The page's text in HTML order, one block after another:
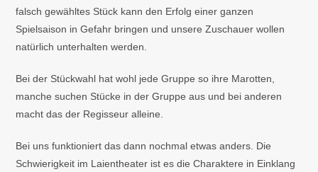
falsch gewähltes Stück kann den Erfolg einer ganzen
Spielsaison in Gefahr bringen und unsere Zuschauer wollen
natürlich unterhalten werden.
Bei der Stückwahl hat wohl jede Gruppe so ihre Marotten,
manche suchen Stücke in der Gruppe aus und bei anderen
macht das der Regisseur alleine.
Bei uns funktioniert das dann nochmal etwas anders. Die
Schwierigkeit im Laientheater ist es die Charaktere in Einklang